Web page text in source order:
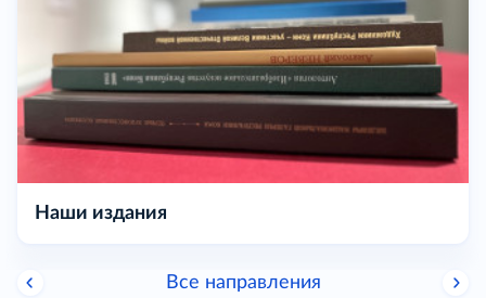
Наши издания
Все направления